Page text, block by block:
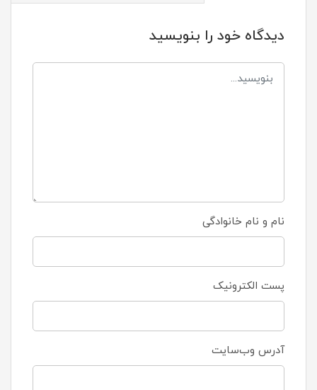
دیدگاه خود را بنویسید
نام و نام خانوادگی
پست الکترونیک
آدرس وب‌سایت